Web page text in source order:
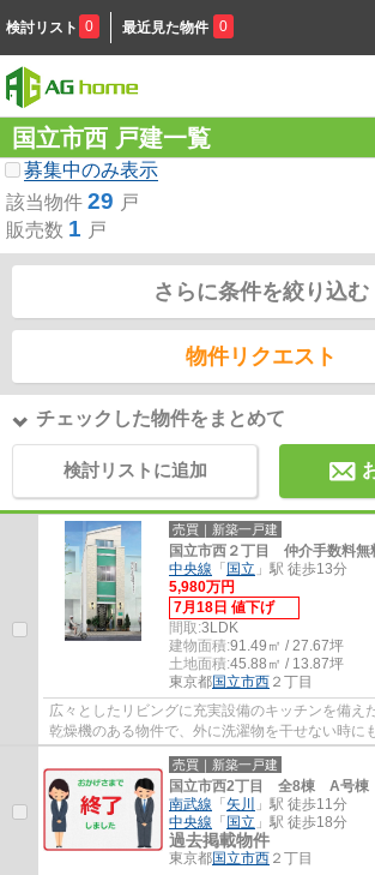
検討リスト 0 最近見た物件 0
国立市西 戸建一覧
募集中のみ表示
該当物件 29 戸
販売数 1 戸
さらに条件を絞り込む
物件リクエスト
チェックした物件をまとめて
検討リストに追加
売買｜新築一戸建
国立市西２丁目 仲介手数料無
中央線 「 国立 」駅 徒歩13分
5,980万円
7月18日 値下げ
間取:3LDK
建物面積:91.49㎡ / 27.67坪
土地面積:45.88㎡ / 13.87坪
東京都国立市西 ２丁目
広々としたリビングに充実設備のキッチンを備え
乾燥機のある物件で、外に洗濯物を干せない時に
から顔が見えるTVインターホン付きです。住...
売買｜新築一戸建
国立市西2丁目 全8棟 A号棟
南武線 「 矢川
」駅 徒歩11分
中央線 「 国立 」駅 徒歩18分
過去掲載物件
東京都国立市西 ２丁目